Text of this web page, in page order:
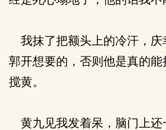
我抹了把额头上的冷汗，庆
郭开想要的，否则他是真的
搅黄。
黄九见我发着呆，脑门上还